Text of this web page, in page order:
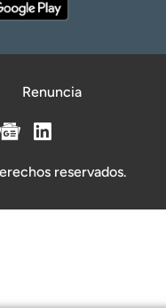
Renuncia
reservados.